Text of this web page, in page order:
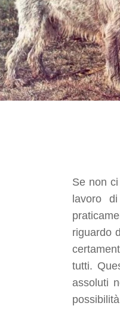
Se non
lavoro
riguardo
tutti.
assoluti